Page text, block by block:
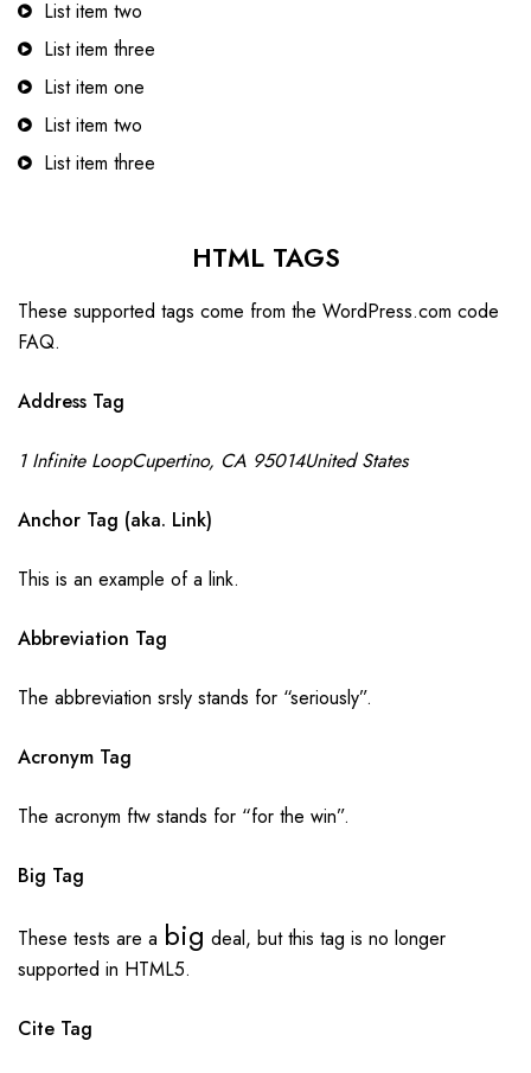
List item two
List item three
List item one
List item two
List item three
HTML TAGS
These supported tags come from the WordPress.com code
FAQ.
Address Tag
1 Infinite LoopCupertino, CA 95014United States
Anchor Tag (aka. Link)
This is an example of a link.
Abbreviation Tag
The abbreviation srsly stands for “seriously”.
Acronym Tag
The acronym ftw stands for “for the win”.
Big Tag
These tests are a big deal, but this tag is no longer
supported in HTML5.
Cite Tag